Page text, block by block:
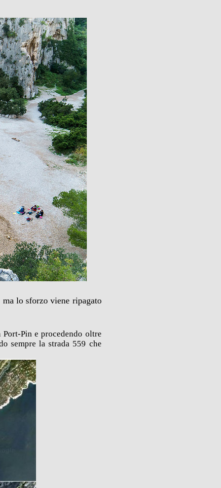
ma lo sforzo viene ripagato
Pin e procedendo oltre
sempre la strada 559 che